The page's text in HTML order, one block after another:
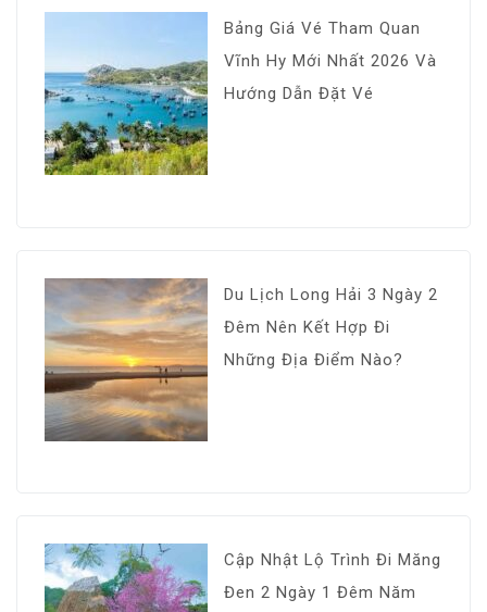
Bảng Giá Vé Tham Quan
Vĩnh Hy Mới Nhất 2026 Và
Hướng Dẫn Đặt Vé
Du Lịch Long Hải 3 Ngày 2
Đêm Nên Kết Hợp Đi
Những Địa Điểm Nào?
Cập Nhật Lộ Trình Đi Măng
Đen 2 Ngày 1 Đêm Năm